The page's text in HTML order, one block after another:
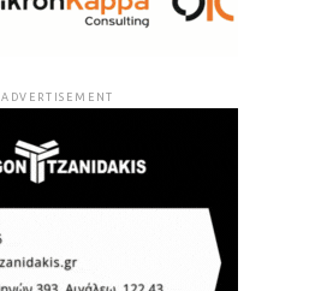
ADVERTISEMENT